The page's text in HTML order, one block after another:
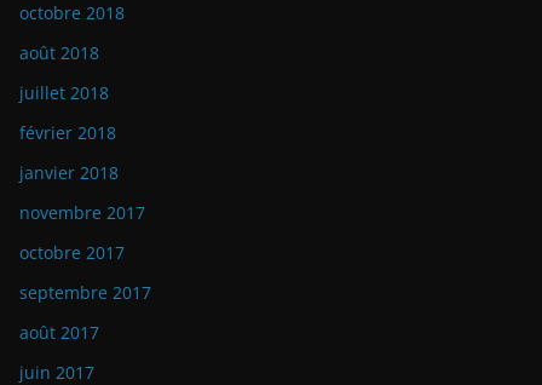
octobre 2018
août 2018
juillet 2018
février 2018
janvier 2018
novembre 2017
octobre 2017
septembre 2017
août 2017
juin 2017